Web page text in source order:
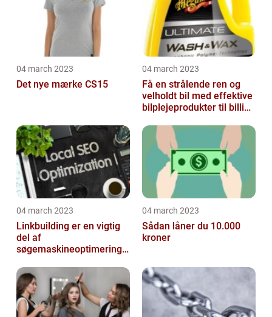
04 march 2023
Det nye mærke CS15
04 march 2023
Få en strålende ren og
velholdt bil med effektive
bilplejeprodukter til billige
04 march 2023
Linkbuilding er en vigtig
del af
søgemaskineoptimeringe
04 march 2023
Sådan låner du 10.000
kroner